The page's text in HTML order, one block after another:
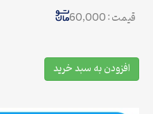
قیمت : 60,000
افزودن به سبد خرید